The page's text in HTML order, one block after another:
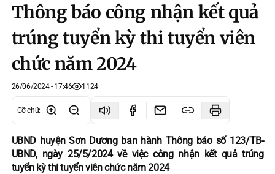
Thông báo công nhận kết quả
trúng tuyển kỳ thi tuyển viên
chức năm 2024
26/06/2024 - 17:46 1124
Cỡ chữ:
UBND huyện Sơn Dương ban hành Thông báo số 123/TB-
UBND, ngày 25/5/2024 về việc công nhận kết quả trúng
tuyển kỳ thi tuyển viên chức năm 2024